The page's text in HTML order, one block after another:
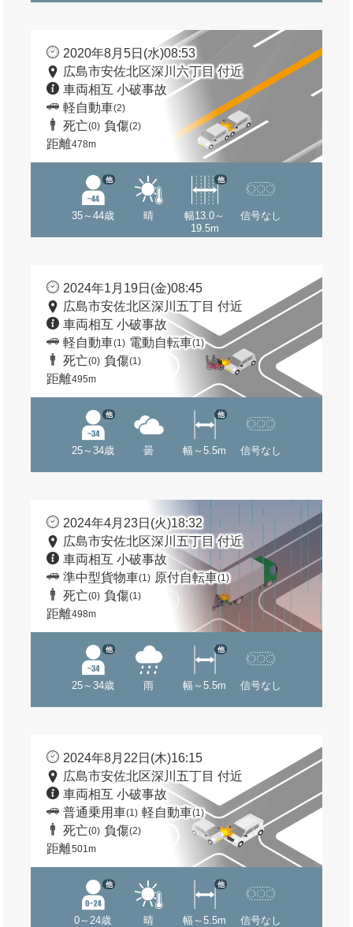
2020年8月5日(水)08:53
広島市安佐北区深川六丁目 付近
車両相互 小破事故
軽自動車(2)
死亡(0) 負傷(2)
距離478m
35～44歳
他
晴
幅13.0～
19.5m
他
信号なし
2024年1月19日(金)08:45
広島市安佐北区深川五丁目 付近
車両相互 小破事故
軽自動車(1) 電動自転車(1)
死亡(0) 負傷(1)
距離495m
25～34歳
他
曇 幅～5.5m
他
信号なし
2024年4月23日(火)18:32
広島市安佐北区深川五丁目 付近
車両相互 小破事故
準中型貨物車(1) 原付自転車(1)
死亡(0) 負傷(1)
距離498m
25～34歳
他
雨 幅～5.5m
他
信号なし
2024年8月22日(木)16:15
広島市安佐北区深川五丁目 付近
車両相互 小破事故
普通乗用車(1) 軽自動車(1)
死亡(0) 負傷(2)
距離501m
0～24歳
他
晴 幅～5.5m
他
信号なし